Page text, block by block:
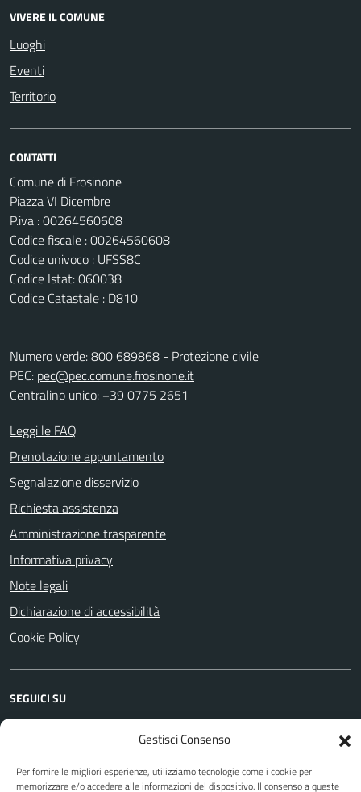
Gestisci Consenso
Per fornire le migliori esperienze, utilizziamo tecnologie come i cookie per
memorizzare e/o accedere alle informazioni del dispositivo. Il consenso a queste
VIVERE IL COMUNE
Luoghi
Eventi
Territorio
CONTATTI
Comune di Frosinone
Piazza VI Dicembre
P.iva : 00264560608
Codice fiscale : 00264560608
Codice univoco : UFSS8C
Codice Istat: 060038
Codice Catastale : D810
Numero verde: 800 689868 - Protezione civile
PEC: pec@pec.comune.frosinone.it
Centralino unico: +39 0775 2651
Leggi le FAQ
Prenotazione appuntamento
Segnalazione disservizio
Richiesta assistenza
Amministrazione trasparente
Informativa privacy
Note legali
Dichiarazione di accessibilità
Cookie Policy
SEGUICI SU